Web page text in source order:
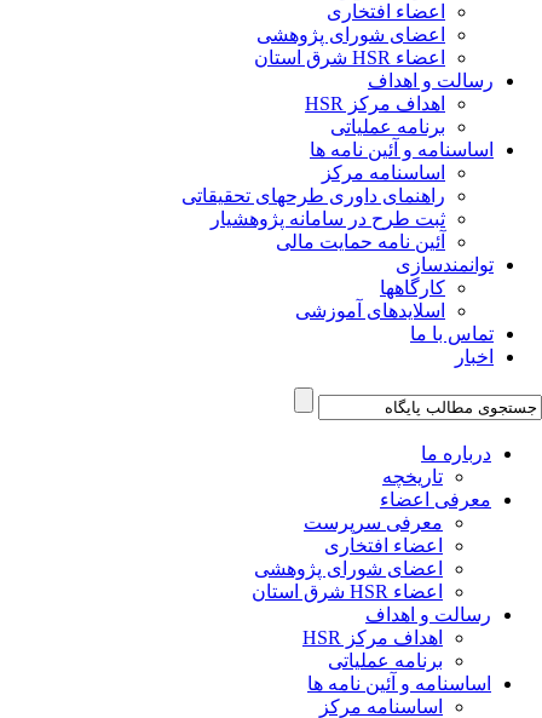
اعضاء افتخاری
اعضای شورای پژوهشی
اعضاء HSR شرق استان
رسالت و اهداف
اهداف مرکز HSR
برنامه عملیاتی
اساسنامه و آئین نامه ها
اساسنامه مرکز
راهنمای داوری طرحهای تحقیقاتی
ثبت طرح در سامانه پژوهشیار
آئین نامه حمایت مالی
توانمندسازی
کارگاهها
اسلایدهای آموزشی
تماس با ما
اخبار
درباره ما
تاریخچه
معرفی اعضاء
معرفی سرپرست
اعضاء افتخاری
اعضای شورای پژوهشی
اعضاء HSR شرق استان
رسالت و اهداف
اهداف مرکز HSR
برنامه عملیاتی
اساسنامه و آئین نامه ها
اساسنامه مرکز